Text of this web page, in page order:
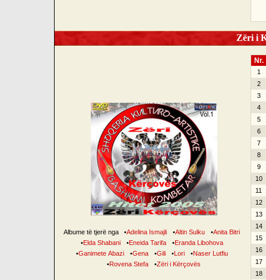
Zëri i
Albume të tjerë nga •Adelina Ismajli •Altin Sulku •Anita Bitri
•Elda Shabani •Eneida Tarifa •Eranda Libohova
•Ganimete Abazi •Gena •Gili •Lori •Naser Lutfiu
•Rovena Stefa •Zëri i Kërçovës
Nr.
1
2
3
4
5
6
7
8
9
10
11
12
13
14
15
16
17
18